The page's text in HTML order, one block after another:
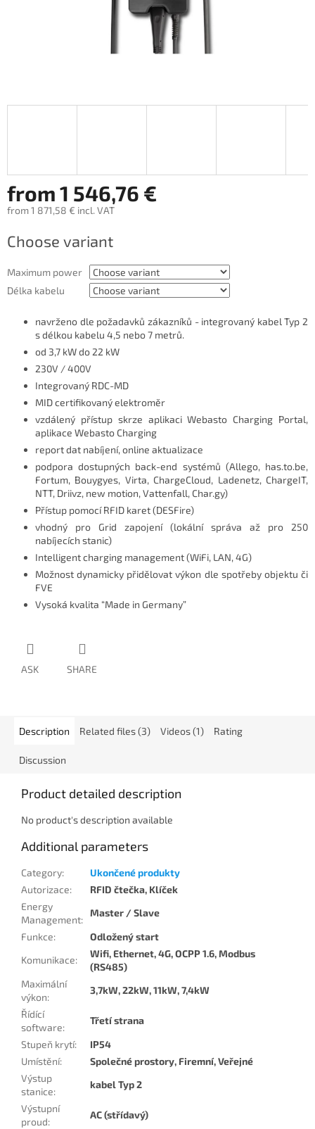
from1 546,76 €
from1 871,58 € incl. VAT
price:
Choose variant
Maximum power
Délka kabelu
navrženo dle požadavků zákazníků - integrovaný kabel Typ 2
s délkou kabelu 4,5 nebo 7 metrů.
od 3,7 kW do 22 kW
230V / 400V
Integrovaný RDC-MD
MID certifikovaný elektroměr
vzdálený přístup skrze aplikaci Webasto Charging Portal,
aplikace Webasto Charging
report dat nabíjení, online aktualizace
podpora dostupných back-end systémů (Allego, has.to.be,
Fortum, Bouygyes, Virta, ChargeCloud, Ladenetz, ChargeIT,
NTT, Driivz, new motion, Vattenfall, Char.gy)
Přístup pomocí RFID karet (DESFire)
vhodný pro Grid zapojení (lokální správa až pro 250
nabíjecích stanic)
Intelligent charging management (WiFi, LAN, 4G)
Možnost dynamicky přidělovat výkon dle spotřeby objektu či
FVE
Vysoká kvalita “Made in Germany”
ASK SHARE
Description Related files (3) Videos (1) Rating
Discussion
Product detailed description
No product's description available
Additional parameters
Category:
Ukončené produkty
Autorizace:
RFID čtečka, Klíček
Energy
Management:
Master / Slave
Funkce:
Odložený start
Komunikace:
Wifi, Ethernet, 4G, OCPP 1.6, Modbus
(RS485)
Maximální
výkon:
3,7kW, 22kW, 11kW, 7,4kW
Řídící
software:
Třetí strana
Stupeň krytí:
IP54
Umístění:
Společné prostory, Firemní, Veřejné
Výstup
stanice:
kabel Typ 2
Výstupní
proud:
AC (střídavý)